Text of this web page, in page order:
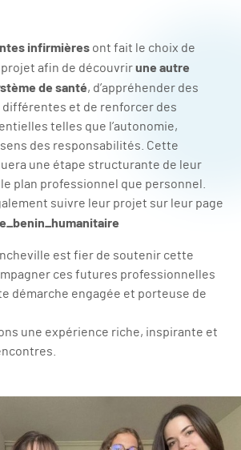
infirmières ont fait le choix de
projet afin de découvrirune autre
de santé, d’appréhender des
et de renforcer des
telles que l’autonomie,
sens des responsabilités. Cette
une étape structurante de leur
plan professionnel que personnel.
suivre leur projet sur leur page
est fier de soutenir cette
ces futures professionnelles
démarche engagée et porteuse de
une expérience riche, inspirante et